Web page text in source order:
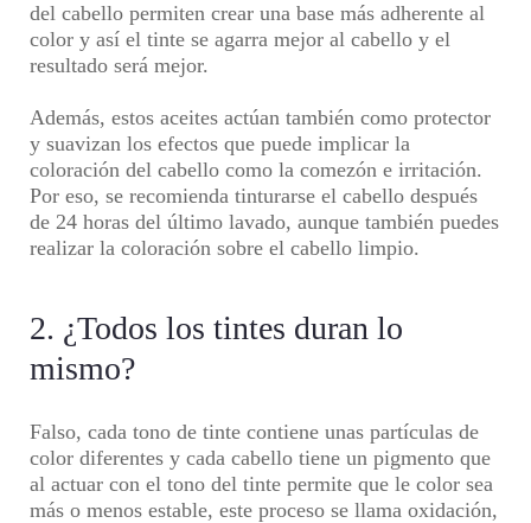
del cabello permiten crear una base más adherente al
color y así el tinte se agarra mejor al cabello y el
resultado será mejor.
Además, estos aceites actúan también como protector
y suavizan los efectos que puede implicar la
coloración del cabello como la comezón e irritación.
Por eso, se recomienda tinturarse el cabello después
de 24 horas del último lavado, aunque también puedes
realizar la coloración sobre el cabello limpio.
2. ¿Todos los tintes duran lo
mismo?
Falso, cada tono de tinte contiene unas partículas de
color diferentes y cada cabello tiene un pigmento que
al actuar con el tono del tinte permite que le color sea
más o menos estable, este proceso se llama oxidación,